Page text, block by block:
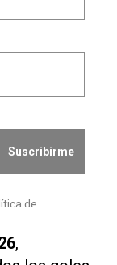
,